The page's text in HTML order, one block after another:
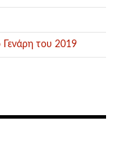
Γενάρη του 2019